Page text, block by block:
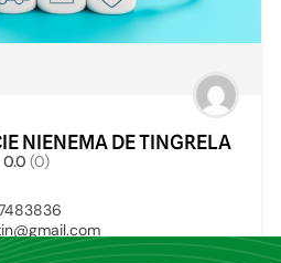
NIENEMA DE TINGRELA
0.0 (0)